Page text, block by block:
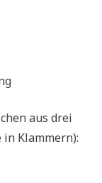
aus drei
Klammern):